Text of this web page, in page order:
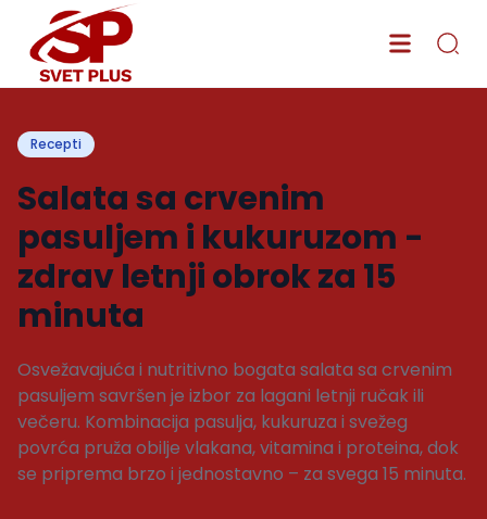
Recepti
Salata sa crvenim
pasuljem i kukuruzom -
zdrav letnji obrok za 15
minuta
Osvežavajuća i nutritivno bogata salata sa crvenim
pasuljem savršen je izbor za lagani letnji ručak ili
večeru. Kombinacija pasulja, kukuruza i svežeg
povrća pruža obilje vlakana, vitamina i proteina, dok
se priprema brzo i jednostavno – za svega 15 minuta.